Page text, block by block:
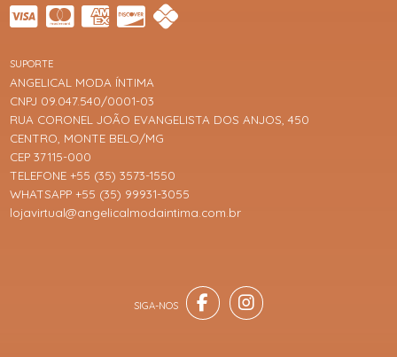
SUPORTE
ANGELICAL MODA ÍNTIMA
CNPJ 09.047.540/0001-03
RUA CORONEL JOÃO EVANGELISTA DOS ANJOS, 450
CENTRO, MONTE BELO/MG
CEP 37115-000
TELEFONE +55 (35) 3573-1550
WHATSAPP +55 (35) 99931-3055
lojavirtual@angelicalmodaintima.com.br